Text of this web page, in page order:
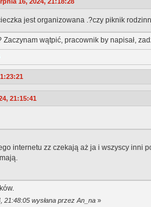
jest organizowana .?czy piknik
wątpić, pracownik by napisał,
21:15:41
internetu zz czekają aż ja i wszyscy inni
21:48:05 wysłana przez An_na»